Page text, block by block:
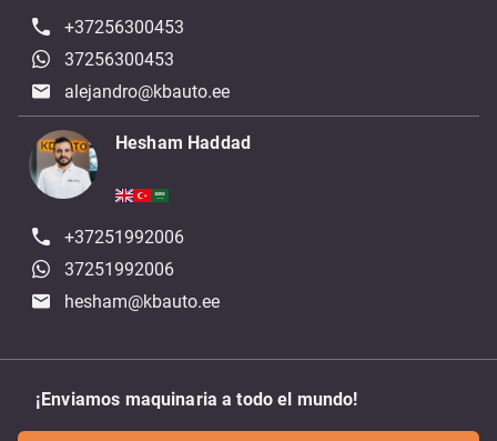
+37256300453
37256300453
alejandro@kbauto.ee
Hesham Haddad
+37251992006
37251992006
hesham@kbauto.ee
¡Enviamos maquinaria a todo el mundo!